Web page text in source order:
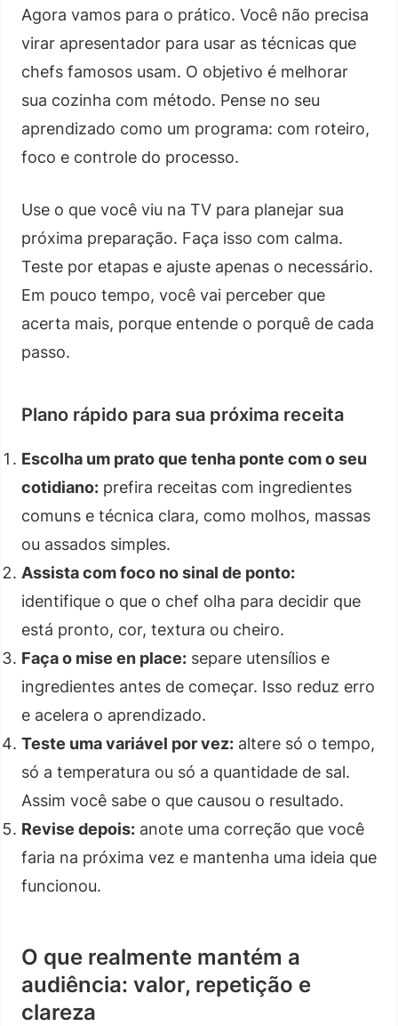
Agora vamos para o prático. Você não precisa
virar apresentador para usar as técnicas que
chefs famosos usam. O objetivo é melhorar
sua cozinha com método. Pense no seu
aprendizado como um programa: com roteiro,
foco e controle do processo.
Use o que você viu na TV para planejar sua
próxima preparação. Faça isso com calma.
Teste por etapas e ajuste apenas o necessário.
Em pouco tempo, você vai perceber que
acerta mais, porque entende o porquê de cada
passo.
Plano rápido para sua próxima receita
Escolha um prato que tenha ponte com o seu
cotidiano: prefira receitas com ingredientes
comuns e técnica clara, como molhos, massas
ou assados simples.
Assista com foco no sinal de ponto:
identifique o que o chef olha para decidir que
está pronto, cor, textura ou cheiro.
Faça o mise en place: separe utensílios e
ingredientes antes de começar. Isso reduz erro
e acelera o aprendizado.
Teste uma variável por vez: altere só o tempo,
só a temperatura ou só a quantidade de sal.
Assim você sabe o que causou o resultado.
Revise depois: anote uma correção que você
faria na próxima vez e mantenha uma ideia que
funcionou.
O que realmente mantém a
audiência: valor, repetição e
clareza